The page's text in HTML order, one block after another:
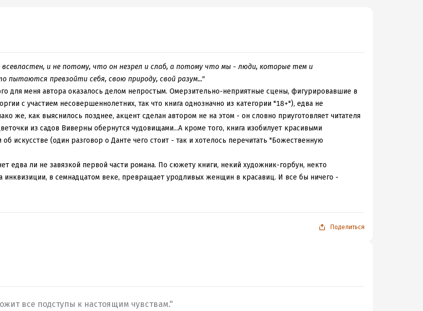
всевластен, и не потому, что он незрел и слаб, а потому что мы - люди, которые тем и
превзойти себя, свою природу, свой разум..."
для меня автора оказалось делом непростым. Омерзительно-неприятные сцены, фигурировавшие в
с участием несовершеннолетних, так что книга однозначно из категории "18+"), едва не
же, как выяснилось позднее, акцент сделан автором не на этом - он словно приуготовляет читателя
из садов Виверны обернутся чудовищами...А кроме того, книга изобилует красивыми
искусстве (один разговор о Данте чего стоит - так и хотелось перечитать "Божественную
едва ли не завязкой первой части романа. По сюжету книги, некий художник-горбун, некто
в семнадцатом веке, превращает уродливых женщин в красавиц. И все бы ничего -
на пути от Бога к бестии приведет нас на край пропасти, и это произойдет скорее, чем нам
переносимся в восемнадцатый век, Париж, французская революция, кровь на улицах, бунты
Гавра волею судеб оказывается в пристанище греха - естественно, в садах Виверны. Здесь
здесь царят бессмертные. Можно продать душу дьяволу и жить вечно, только что это будет за
пусть этим займутся те, кто обречен смерти..."
Поделиться
все подступы к настоящим чувствам."